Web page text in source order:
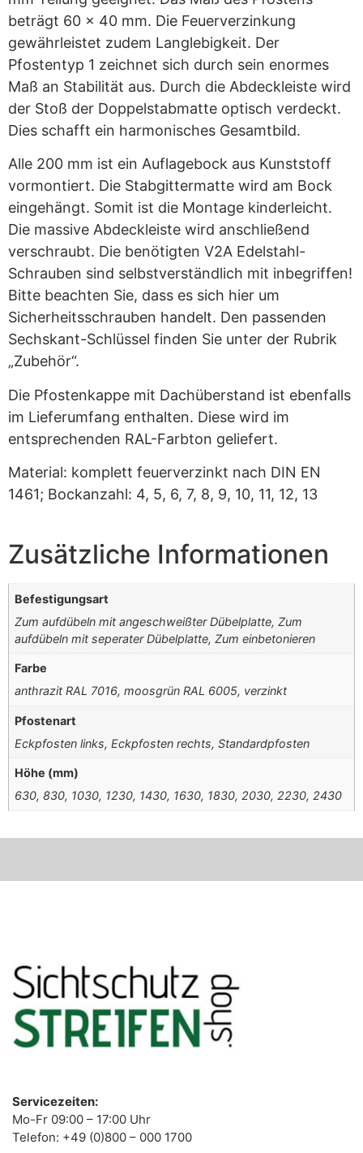
beträgt 60 x 40 mm. Die Feuerverzinkung
gewährleistet zudem Langlebigkeit. Der
Pfostentyp 1 zeichnet sich durch sein enormes
Maß an Stabilität aus. Durch die Abdeckleiste wird
der Stoß der Doppelstabmatte optisch verdeckt.
Dies schafft ein harmonisches Gesamtbild.
Alle 200 mm ist ein Auflagebock aus Kunststoff
vormontiert. Die Stabgittermatte wird am Bock
eingehängt. Somit ist die Montage kinderleicht.
Die massive Abdeckleiste wird anschließend
verschraubt. Die benötigten V2A Edelstahl-
Schrauben sind selbstverständlich mit inbegriffen!
Bitte beachten Sie, dass es sich hier um
Sicherheitsschrauben handelt. Den passenden
Sechskant-Schlüssel finden Sie unter der Rubrik
„Zubehör“.
Die Pfostenkappe mit Dachüberstand ist ebenfalls
im Lieferumfang enthalten. Diese wird im
entsprechenden RAL-Farbton geliefert.
Material: komplett feuerverzinkt nach DIN EN
1461; Bockanzahl: 4, 5, 6, 7, 8, 9, 10, 11, 12, 13
Zusätzliche Informationen
Befestigungsart
Zum aufdübeln mit angeschweißter Dübelplatte, Zum
aufdübeln mit seperater Dübelplatte, Zum einbetonieren
Farbe
anthrazit RAL 7016, moosgrün RAL 6005, verzinkt
Pfostenart
Eckpfosten links, Eckpfosten rechts, Standardpfosten
Höhe (mm)
630, 830, 1030, 1230, 1430, 1630, 1830, 2030, 2230, 2430
Servicezeiten:
Mo-Fr 09:00 – 17:00 Uhr
Telefon: +49 (0)800 – 000 1700